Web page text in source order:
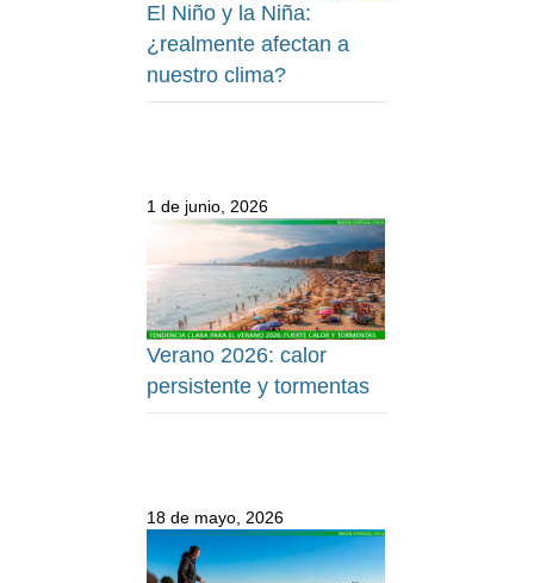
El Niño y la Niña:
¿realmente afectan a
nuestro clima?
1 de junio, 2026
Verano 2026: calor
persistente y tormentas
18 de mayo, 2026